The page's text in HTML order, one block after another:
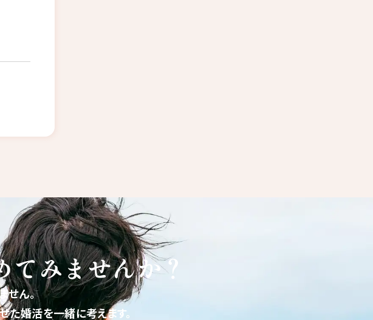
てみませんか？
せん。
婚活を一緒に考えます。